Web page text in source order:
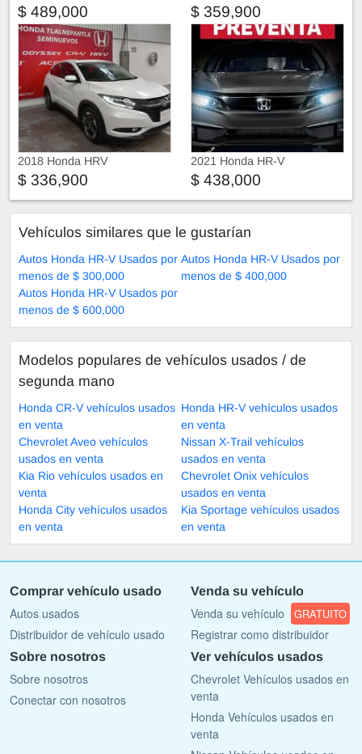
$ 489,000 $ 359,900
2018 Honda HRV
$ 336,900
2021 Honda HR-V
$ 438,000
Vehículos similares que le gustarían
Autos Honda HR-V Usados por
menos de $ 300,000
Autos Honda HR-V Usados por
menos de $ 400,000
Autos Honda HR-V Usados por
menos de $ 600,000
Modelos populares de vehículos usados ​​/ de
segunda mano
Honda CR-V vehículos usados
en venta
Honda HR-V vehículos usados
en venta
Chevrolet Aveo vehículos
usados en venta
Nissan X-Trail vehículos
usados en venta
Kia Rio vehículos usados en
venta
Chevrolet Onix vehículos
usados en venta
Honda City vehículos usados
en venta
Kia Sportage vehículos usados
en venta
Comprar vehículo usado
Autos usados
Distribuidor de vehículo usado
Venda su vehículo
Venda su vehículo GRATUITO
Registrar como distribuidor
Sobre nosotros
Sobre nosotros
Conectar con nosotros
Ver vehículos usados
Chevrolet Vehículos usados en
venta
Honda Vehículos usados en
venta